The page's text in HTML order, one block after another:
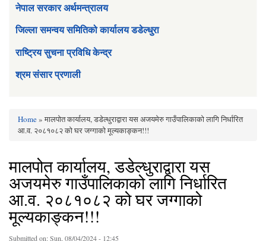
नेपाल सरकार अर्थमन्त्रालय
जिल्ला समन्वय समितिको कार्यालय डडेल्धुरा
राष्ट्रिय सुचना प्रविधि केन्द्र
श्रम संसार प्रणाली
You are here
Home» मालपोत कार्यालय, डडेल्धुराद्वारा यस अजयमेरु गाउँपालिकाको लागि निर्धारित
आ.व. २०८१०८२ को घर जग्गाको मूल्यकाङ्कन!!!
मालपोत कार्यालय, डडेल्धुराद्वारा यस
अजयमेरु गाउँपालिकाको लागि निर्धारित
आ.व. २०८१०८२ को घर जग्गाको
मूल्यकाङ्कन!!!
Submitted on:Sun, 08/04/2024 - 12:45